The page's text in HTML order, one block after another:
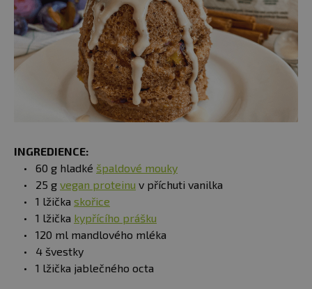
INGREDIENCE:
60 g hladké špaldové mouky
25 g vegan proteinu v příchuti vanilka
1 lžička skořice
1 lžička kypřícího prášku
120 ml mandlového mléka
4 švestky
1 lžička jablečného octa